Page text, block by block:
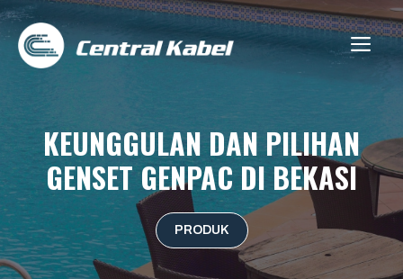
Skip
to
content
KEUNGGULAN DAN PILIHAN
GENSET GENPAC DI BEKASI
PRODUK